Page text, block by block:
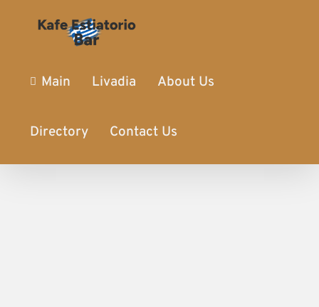
Main Livadia About Us
Directory Contact Us